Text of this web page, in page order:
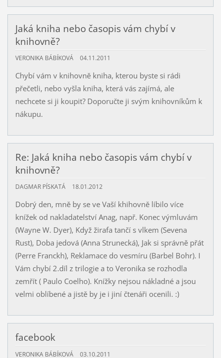
Jaká kniha nebo časopis vám chybí v
knihovně?
VERONIKA BÁBÍKOVÁ 04.11.2011
Chybí vám v knihovně kniha, kterou byste si rádi
přečetli, nebo vyšla kniha, která vás zajímá, ale
nechcete si ji koupit? Doporučte ji svým knihovníkům k
nákupu.
Re: Jaká kniha nebo časopis vám chybí v
knihovně?
DAGMAR PÍSKATÁ 18.01.2012
Dobrý den, mně by se ve Vaší khihovně líbilo více
knížek od nakladatelství Anag, např. Konec výmluvám
(Wayne W. Dyer), Když žirafa tančí s vlkem (Sevena
Rust), Doba jedová (Anna Strunecká), Jak si správně přát
(Perre Franckh), Reklamace do vesmíru (Barbel Bohr). I
Vám chybí 2.díl z trilogie a to Veronika se rozhodla
zemřít ( Paulo Coelho). Knížky nejsou nákladné a jsou
velmi oblíbené a jistě by je i jiní čtenáři ocenili. :)
facebook
VERONIKA BÁBÍKOVÁ 03.10.2011